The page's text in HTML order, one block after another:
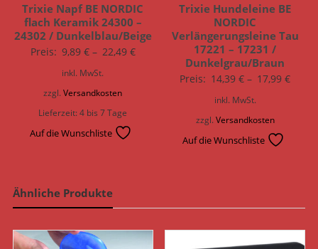
Trixie Napf BE NORDIC
flach Keramik 24300 –
24302 / Dunkelblau/Beige
Preis: 9,89 €– 22,49 €
inkl. MwSt.
zzgl.Versandkosten
Lieferzeit:4 bis 7 Tage
Auf die Wunschliste
Trixie Hundeleine BE
NORDIC
Verlängerungsleine Tau
17221 – 17231 /
Dunkelgrau/Braun
Preis: 14,39€ – 17,99€
inkl. MwSt.
zzgl. Versandkosten
Auf die Wunschliste
Ähnliche Produkte